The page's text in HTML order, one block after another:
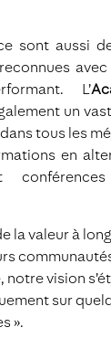
sont aussi
L’
un
tous les
en
la valeur à
notre vision
sur
».